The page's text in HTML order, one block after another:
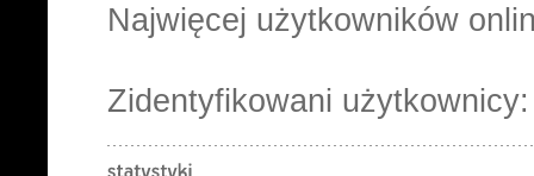
Najwięcej użytkowników
Zidentyfikowani